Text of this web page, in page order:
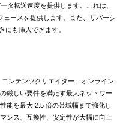
タ転送速度を提供します。これは、
ースを提供します。また、リバーシ
にも挿入できます。
ンテンツクリエイター、オンライン
厳しい要件を満たす最大ネットワー
能を最大 2.5 倍の帯域幅まで強化し
ンス、互換性、安定性が大幅に向上